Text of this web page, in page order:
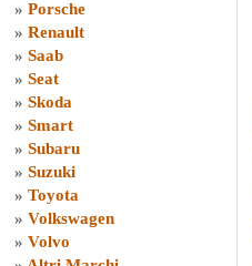
» Porsche
» Renault
» Saab
» Seat
» Skoda
» Smart
» Subaru
» Suzuki
» Toyota
» Volkswagen
» Volvo